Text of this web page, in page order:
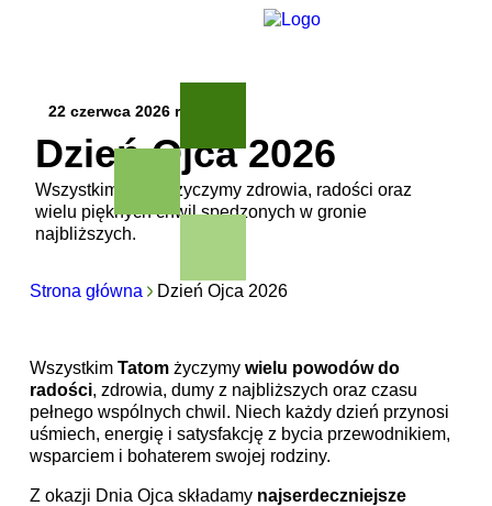
22 czerwca 2026 r.
Dzień Ojca 2026
Wszystkim Tatom życzymy zdrowia, radości oraz
wielu pięknych chwil spędzonych w gronie
najbliższych.
Strona główna Dzień Ojca 2026
Wszystkim Tatomżyczymy wielu powodów do
radości, zdrowia, dumy z najbliższych oraz czasu
pełnego wspólnych chwil. Niech każdy dzień przynosi
uśmiech, energię i satysfakcję z bycia przewodnikiem,
wsparciem i bohaterem swojej rodziny.
Z okazji Dnia Ojca składamy najserdeczniejsze